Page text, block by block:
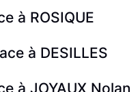
à ROSIQUE
à DESILLES
à JOYAUX Nolan